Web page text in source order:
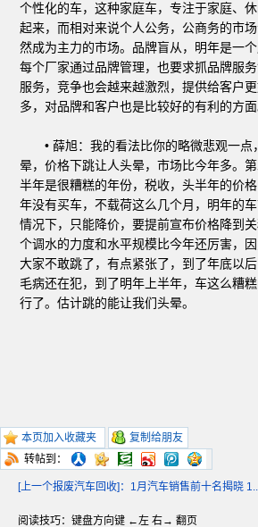
个性化的车，这种家庭车，专注于家庭、
起来，而相对来说个人公务，公商务的市
然成为主力的市场。品牌盲从，明年是一
每个厂家通过品牌管理，也要求抓品牌服
服务，竞争也会越来越激烈，提供给客户
多，对品牌和客户也是比较好的有利的方面
• 薛旭：我的看法比你的略微悲观一点
晕，价格下跳让人头晕，市场比今年多。
半年是很糟糕的年份，税收，头半年的价
年没有买车，不载荷这么几个月，明年的
情况下，只能降价，要提前宣布价格降到
个调水的力度和水平规模比今年还厉害，因
大家不敢跳了，有点紧张了，到了年底以
毛病还在犯，到了明年上半年，车这么糟
行了。估计跳的能让我们头晕。
本页加入收藏夹
复制给朋友
转帖到：
[上一个报废汽车回收]：1月汽车销售前十名揭晓 1....
阅读技巧：键盘方向键 ←左 右→ 翻页